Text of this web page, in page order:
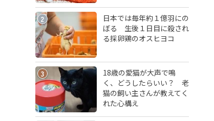
2
日本では毎年約１億羽にの
ぼる 生後１日目に殺され
る採卵鶏のオスヒヨコ
3
18歳の愛猫が大声で鳴
く、どうしたらいい？ 老
猫の飼い主さんが教えてく
れた心構え